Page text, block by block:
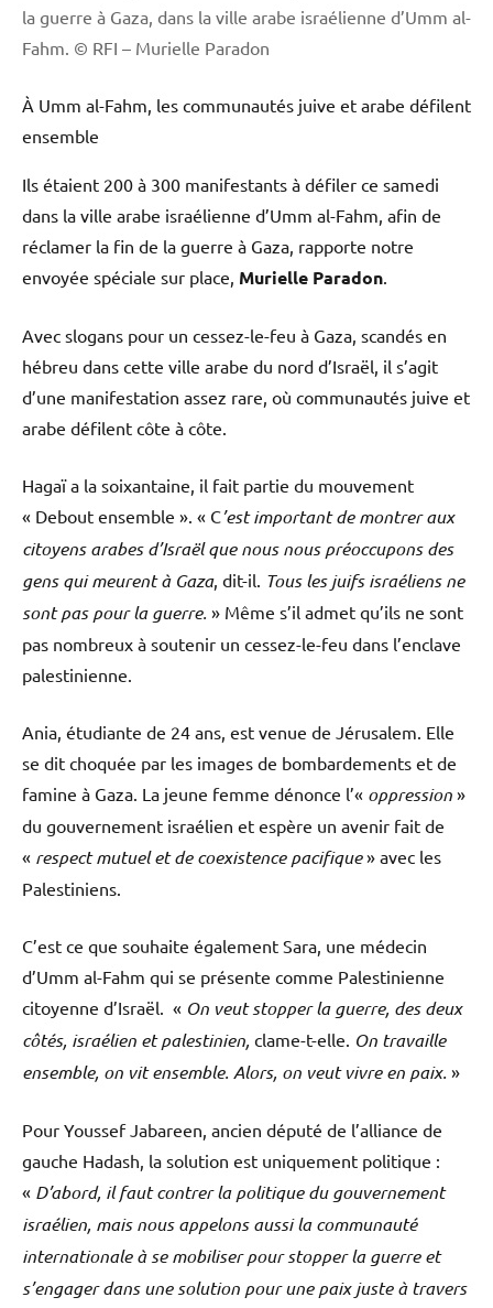
la guerre à Gaza, dans la ville arabe israélienne d’Umm al-
Fahm. © RFI – Murielle Paradon
À Umm al-Fahm, les communautés juive et arabe défilent
ensemble
Ils étaient 200 à 300 manifestants à défiler ce samedi
dans la ville arabe israélienne d’Umm al-Fahm, afin de
réclamer la fin de la guerre à Gaza, rapporte notre
envoyée spéciale sur place, Murielle Paradon.
Avec slogans pour un cessez-le-feu à Gaza, scandés en
hébreu dans cette ville arabe du nord d’Israël, il s’agit
d’une manifestation assez rare, où communautés juive et
arabe défilent côte à côte.
Hagaï a la soixantaine, il fait partie du mouvement
« Debout ensemble ». « C’est important de montrer aux
citoyens arabes d’Israël que nous nous préoccupons des
gens qui meurent à Gaza, dit-il. Tous les juifs israéliens ne
sont pas pour la guerre. » Même s’il admet qu’ils ne sont
pas nombreux à soutenir un cessez-le-feu dans l’enclave
palestinienne.
Ania, étudiante de 24 ans, est venue de Jérusalem. Elle
se dit choquée par les images de bombardements et de
famine à Gaza. La jeune femme dénonce l’« oppression »
du gouvernement israélien et espère un avenir fait de
« respect mutuel et de coexistence pacifique» avec les
Palestiniens.
C’est ce que souhaite également Sara, une médecin
d’Umm al-Fahm qui se présente comme Palestinienne
citoyenne d’Israël. « On veut stopper la guerre, des deux
côtés, israélien et palestinien, clame-t-elle. On travaille
ensemble, on vit ensemble. Alors, on veut vivre en paix. »
Pour Youssef Jabareen, ancien député de l’alliance de
gauche Hadash, la solution est uniquement politique :
« D’abord, il faut contrer la politique du gouvernement
israélien, mais nous appelons aussi la communauté
internationale à se mobiliser pour stopper la guerre et
s’engager dans une solution pour une paix juste à travers